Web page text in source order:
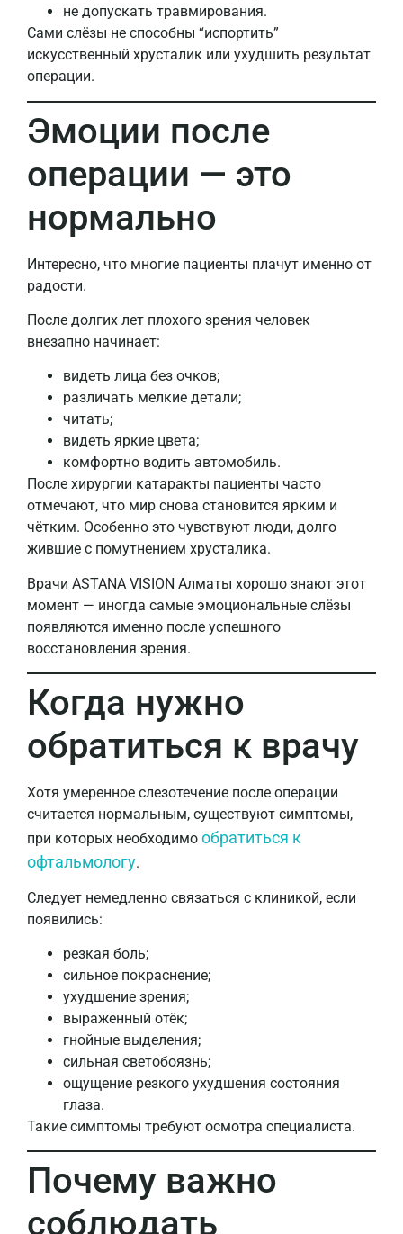
не допускать травмирования.
Сами слёзы не способны “испортить”
искусственный хрусталик или ухудшить результат
операции.
Эмоции после
операции — это
нормально
Интересно, что многие пациенты плачут именно от
радости.
После долгих лет плохого зрения человек
внезапно начинает:
видеть лица без очков;
различать мелкие детали;
читать;
видеть яркие цвета;
комфортно водить автомобиль.
После хирургии катаракты пациенты часто
отмечают, что мир снова становится ярким и
чётким. Особенно это чувствуют люди, долго
жившие с помутнением хрусталика.
Врачи ASTANA VISION Алматы хорошо знают этот
момент — иногда самые эмоциональные слёзы
появляются именно после успешного
восстановления зрения.
Когда нужно
обратиться к врачу
Хотя умеренное слезотечение после операции
считается нормальным, существуют симптомы,
при которых необходимо обратиться к
офтальмологу.
Следует немедленно связаться с клиникой, если
появились:
резкая боль;
сильное покраснение;
ухудшение зрения;
выраженный отёк;
гнойные выделения;
сильная светобоязнь;
ощущение резкого ухудшения состояния
глаза.
Такие симптомы требуют осмотра специалиста.
Почему важно
соблюдать